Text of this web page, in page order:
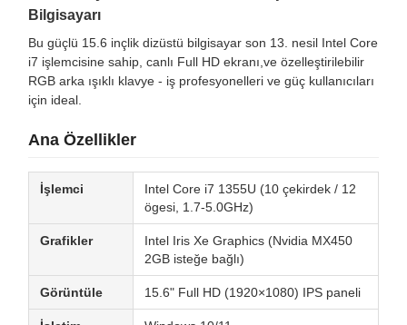
Bilgisayarı
Bu güçlü 15.6 inçlik dizüstü bilgisayar son 13. nesil Intel Core
i7 işlemcisine sahip, canlı Full HD ekranı,ve özelleştirilebilir
RGB arka ışıklı klavye - iş profesyonelleri ve güç kullanıcıları
için ideal.
Ana Özellikler
İşlemci
Intel Core i7 1355U (10 çekirdek / 12
ögesi, 1.7-5.0GHz)
Grafikler
Intel Iris Xe Graphics (Nvidia MX450
2GB isteğe bağlı)
Görüntüle 15.6" Full HD (1920×1080) IPS paneli